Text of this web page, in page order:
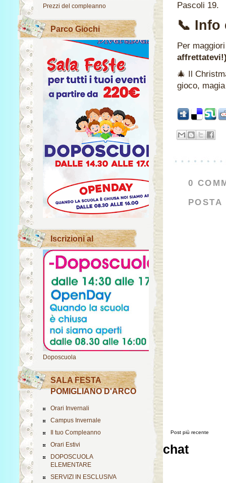
Prezzi del compleanno
Parco Giochi
Iscrizioni al
Doposcuola
SALA FESTA
POMIGLIANO D'ARCO
Orari Invernali
Campus Invernale
Il tuo Compleanno
Orari Estivi
DOPOSCUOLA
ELEMENTARE
SERVIZI IN ESCLUSIVA
Pascoli 19.
📞 Info
Per
🎄 Il
gioco,
0
POSTA
Post più recente
chat